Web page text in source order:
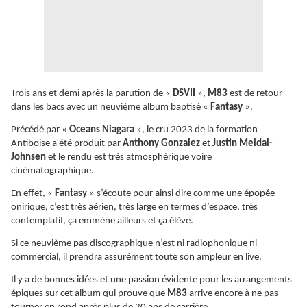
Trois ans et demi après la parution de « DSVII », M83 est de retour
dans les bacs avec un neuvième album baptisé « Fantasy ».
Précédé par « Oceans Niagara », le cru 2023 de la formation
Antiboise a été produit par Anthony Gonzalez et Justin Meldal-
Johnsen et le rendu est très atmosphérique voire
cinématographique.
En effet, « Fantasy » s’écoute pour ainsi dire comme une épopée
onirique, c’est très aérien, très large en termes d’espace, très
contemplatif, ça emmène ailleurs et ça élève.
Si ce neuvième pas discographique n’est ni radiophonique ni
commercial, il prendra assurément toute son ampleur en live.
Il y a de bonnes idées et une passion évidente pour les arrangements
épiques sur cet album qui prouve que M83 arrive encore à ne pas